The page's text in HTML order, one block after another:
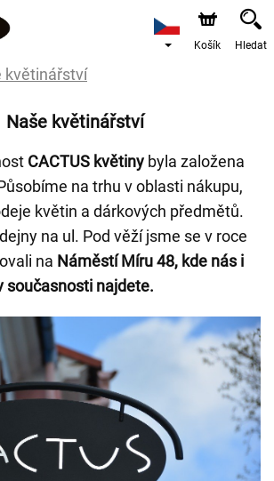
Košík Hledat
květinářství
Naše květinářství
CACTUS květinybyla založena
na trhu v oblasti nákupu,
květin a dárkových předmětů.
na ul. Pod věží jsme se v roce
na Náměstí Míru 48, kde nás i
současnosti najdete.